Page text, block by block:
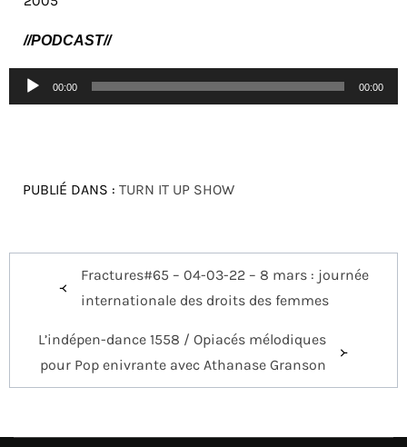
//PODCAST//
Lecteur
audio
00:00 00:00
PUBLIÉ DANS : TURN IT UP SHOW
NavigationFractures#65 – 04-03-22 – 8 mars : journée
internationale des droits des femmes
L’indépen-dance 1558 / Opiacés mélodiques
pour Pop enivrante avec Athanase Granson